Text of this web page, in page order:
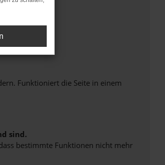
Funktioniert die Seite in einem
sind.
bestimmte Funktionen nicht mehr